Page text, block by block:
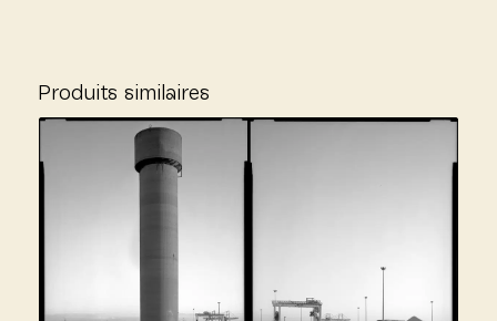
Produits similaires